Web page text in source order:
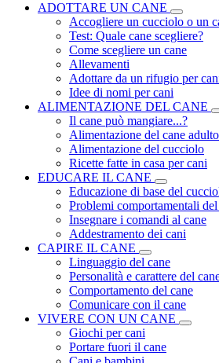
ADOTTARE UN CANE
Accogliere un cucciolo o un
Test: Quale cane scegliere?
Come scegliere un cane
Allevamenti
Adottare da un rifugio per
Idee di nomi per cani
ALIMENTAZIONE DEL CANE
Il cane può mangiare...?
Alimentazione del cane adulto
Alimentazione del cucciolo
Ricette fatte in casa per cani
EDUCARE IL CANE
Educazione di base del
Problemi comportamentali del
Insegnare i comandi al cane
Addestramento dei cani
CAPIRE IL CANE
Linguaggio del cane
Personalità e carattere del
Comportamento del cane
Comunicare con il cane
VIVERE CON UN CANE
Giochi per cani
Portare fuori il cane